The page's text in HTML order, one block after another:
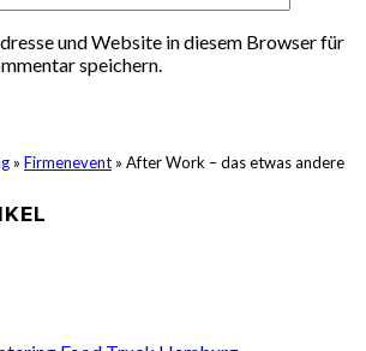
und Website in diesem Browser für
speichern.
» Firmenevent » After Work – das etwas andere